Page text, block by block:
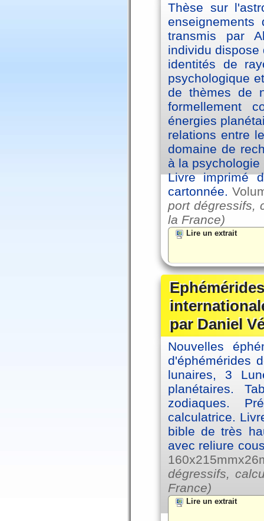
Thèse sur
transmis par
individu
identités de
psychologique
de thèmes de
formellement
énergies
relations entre
domaine de
à la
Livre imprimé
cartonnée.
port dégressifs,
la France)
Lire un extrait
par Daniel
Nouvelles
d'éphémérides
lunaires, 3
planétaires.
zodiaques.
calculatrice.
bible de très
avec reliure
dégressifs,
France)
Lire un extrait